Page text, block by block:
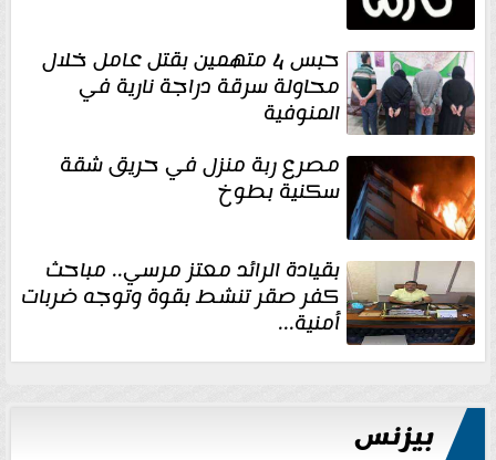
حبس 4 متهمين بقتل عامل خلال
محاولة سرقة دراجة نارية في
المنوفية
مصرع ربة منزل في حريق شقة
سكنية بطوخ
بقيادة الرائد معتز مرسي.. مباحث
كفر صقر تنشط بقوة وتوجه ضربات
أمنية...
بيزنس